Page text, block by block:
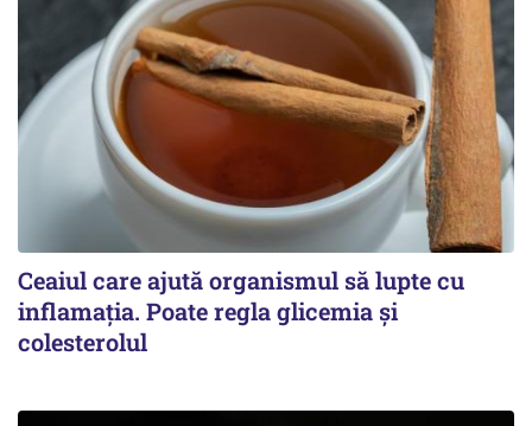
Ceaiul care ajută organismul să lupte cu
inflamația. Poate regla glicemia și
colesterolul